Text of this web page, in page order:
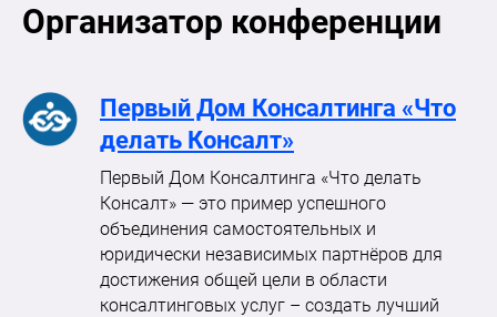
Организатор конференции
Первый Дом Консалтинга «Что
делать Консалт»
Первый Дом Консалтинга «Что делать
Консалт» — это пример успешного
объединения самостоятельных и
юридически независимых партнёров для
достижения общей цели в области
консалтинговых услуг – создать лучший